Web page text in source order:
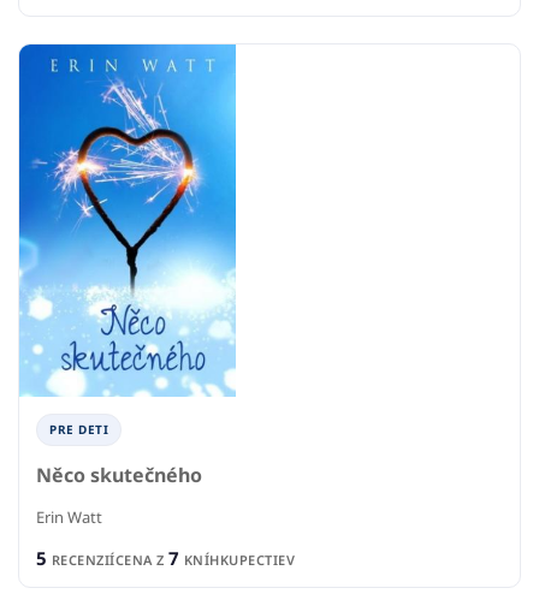
PRE DETI
Něco skutečného
Erin Watt
5 RECENZIÍCENA Z 7 KNÍHKUPECTIEV